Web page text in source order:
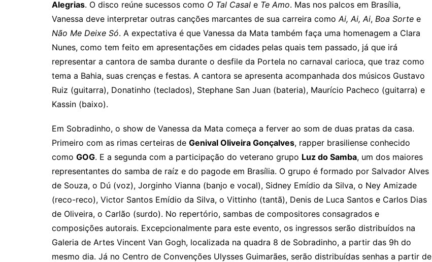
Alegrias. O disco reúne sucessos como O Tal Casal e Te Amo. Mas nos palcos em Brasília,
Vanessa deve interpretar outras canções marcantes de sua carreira como Ai, Ai, Ai, Boa Sorte e
Não Me Deixe Só. A expectativa é que Vanessa da Mata também faça uma homenagem a Clara
Nunes, como tem feito em apresentações em cidades pelas quais tem passado, já que irá
representar a cantora de samba durante o desfile da Portela no carnaval carioca, que traz como
tema a Bahia, suas crenças e festas. A cantora se apresenta acompanhada dos músicos Gustavo
Ruiz (guitarra), Donatinho (teclados), Stephane San Juan (bateria), Maurício Pacheco (guitarra) e
Kassin (baixo).
Em Sobradinho, o show de Vanessa da Mata começa a ferver ao som de duas pratas da casa.
Primeiro com as rimas certeiras de Genival Oliveira Gonçalves, rapper brasiliense conhecido
como GOG. E a segunda com a participação do veterano grupo Luz do Samba, um dos maiores
representantes do samba de raíz e do pagode em Brasília. O grupo é formado por Salvador Alves
de Souza, o Dú (voz), Jorginho Vianna (banjo e vocal), Sidney Emídio da Silva, o Ney Amizade
(reco-reco), Victor Santos Emídio da Silva, o Vittinho (tantã), Denis de Luca Santos e Carlos Dias
de Oliveira, o Carlão (surdo). No repertório, sambas de compositores consagrados e
composições autorais. Excepcionalmente para este evento, os ingressos serão distribuídos na
Galeria de Artes Vincent Van Gogh, localizada na quadra 8 de Sobradinho, a partir das 9h do
mesmo dia. Já no Centro de Convenções Ulysses Guimarães, serão distribuídas senhas a partir de